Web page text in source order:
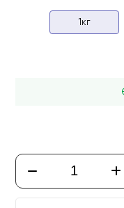
1кг